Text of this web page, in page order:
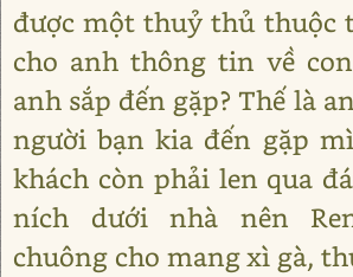
được một thuỷ thủ thuộc
cho anh thông tin về
anh sắp đến gặp? Thế là
người bạn kia đến gặp
khách còn phải len qua
ních dưới nhà nên
chuông cho mang xì gà,